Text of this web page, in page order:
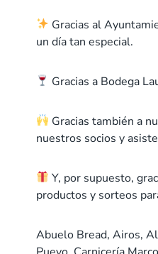
Gracias al
un día tan especial.
Gracias a Bodega
Gracias también a
nuestros socios y
Y, por supuesto,
productos y sorteos
Abuelo Bread, Airos,